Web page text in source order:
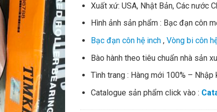
Xuất xứ: USA, Nhật Bản, Các nước
Hình ảnh sản phẩm : Bạc đạn côn
Bạc đạn côn hệ inch, Vòng bi côn
Bào hành theo tiêu chuẩn nhà sản
Tình trang : Hàng mới 100% – Nhập
Catalogue sản phẩm click vào :